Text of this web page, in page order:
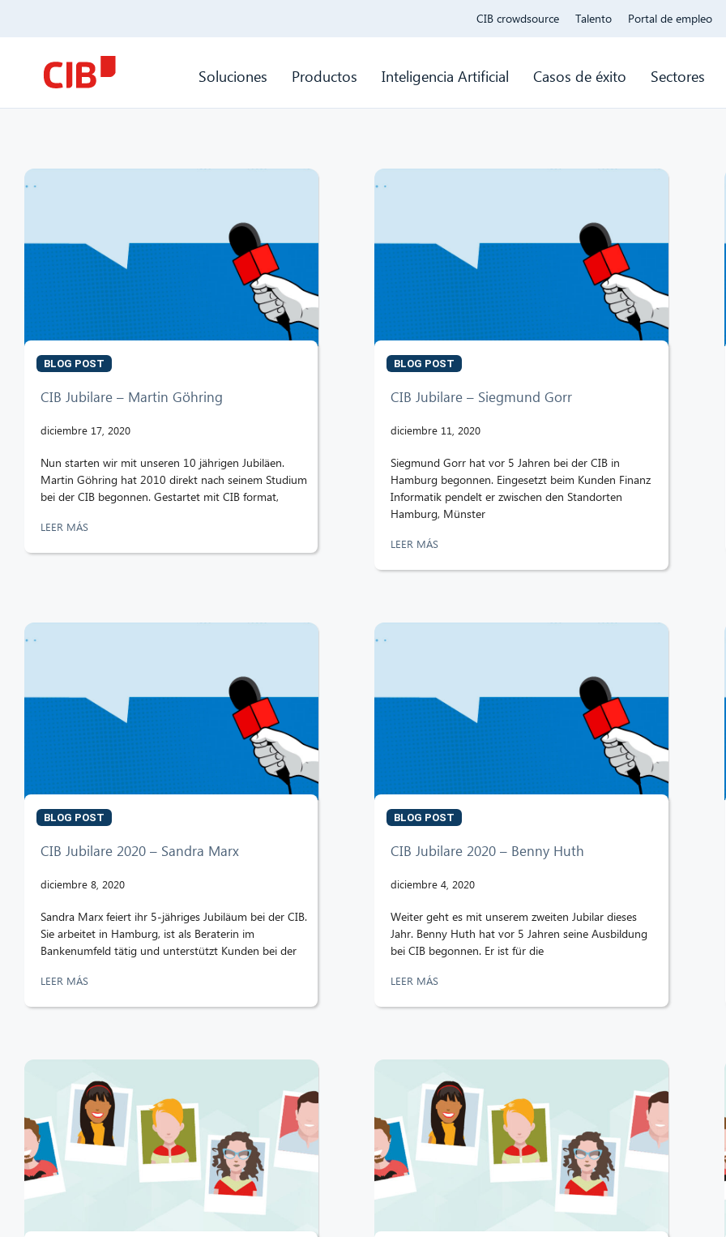
CIB crowdsource Talento Portal de empleo
Soluciones Productos Inteligencia Artificial Casos de éxito Sectores
BLOG POST
CIB Jubilare – Martin Göhring
diciembre 17, 2020
Nun starten wir mit unseren 10 jährigen Jubiläen.
Martin Göhring hat 2010 direkt nach seinem Studium
bei der CIB begonnen. Gestartet mit CIB format,
LEER MÁS
BLOG POST
CIB Jubilare – Siegmund Gorr
diciembre 11, 2020
Siegmund Gorr hat vor 5 Jahren bei der CIB in
Hamburg begonnen. Eingesetzt beim Kunden Finanz
Informatik pendelt er zwischen den Standorten
Hamburg, Münster
LEER MÁS
BLOG POST
CIB Jubilare 2020 – Sandra Marx
diciembre 8, 2020
Sandra Marx feiert ihr 5-jähriges Jubiläum bei der CIB.
Sie arbeitet in Hamburg, ist als Beraterin im
Bankenumfeld tätig und unterstützt Kunden bei der
LEER MÁS
BLOG POST
CIB Jubilare 2020 – Benny Huth
diciembre 4, 2020
Weiter geht es mit unserem zweiten Jubilar dieses
Jahr. Benny Huth hat vor 5 Jahren seine Ausbildung
bei CIB begonnen. Er ist für die
LEER MÁS